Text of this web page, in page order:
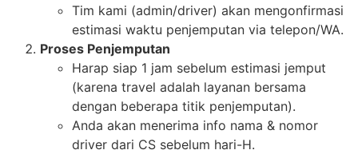
Tim kami (admin/driver) akan mengonfirmasi
estimasi waktu penjemputan via telepon/WA.
Proses Penjemputan
Harap siap 1 jam sebelum estimasi jemput
(karena travel adalah layanan bersama
dengan beberapa titik penjemputan).
Anda akan menerima info nama & nomor
driver dari CS sebelum hari-H.